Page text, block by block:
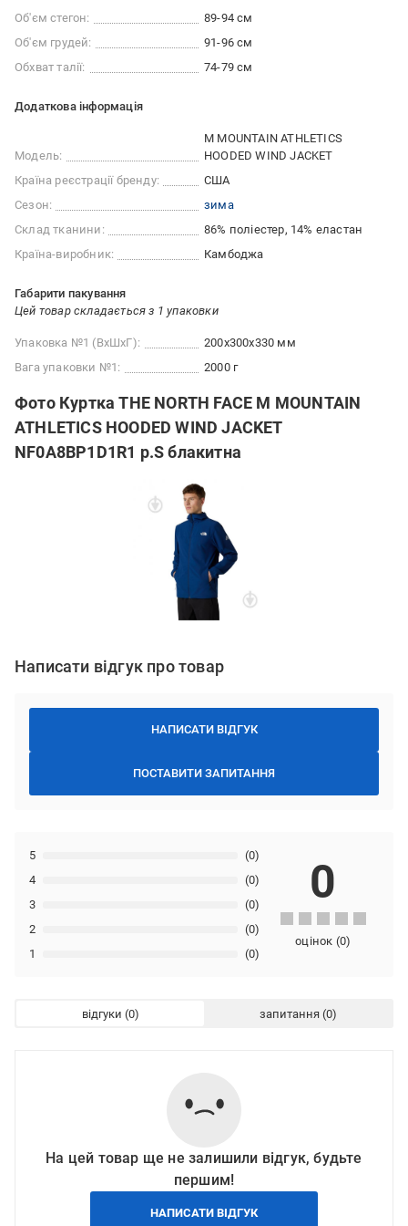
Об'єм стегон:
89-94 см
Об'єм грудей:
91-96 см
Обхват талії:
74-79 см
Додаткова інформація
Модель:
M MOUNTAIN ATHLETICS
HOODED WIND JACKET
Країна реєстрації бренду:
США
Сезон:
зима
Склад тканини:
86% поліестер, 14% еластан
Країна-виробник:
Камбоджа
Габарити пакування
Цей товар складається з 1 упаковки
Упаковка №1 (ВхШхГ):
200x300x330 мм
Вага упаковки №1:
2000 г
Фото Куртка THE NORTH FACE M MOUNTAIN
ATHLETICS HOODED WIND JACKET
NF0A8BP1D1R1 р.S блакитна
Написати відгук про товар
НАПИСАТИ ВІДГУК
ПОСТАВИТИ ЗАПИТАННЯ
1 (0)
2 (0)
3 (0)
4 (0)
5 (0)
0
оцінок (0)
відгуки запитання
На цей товар ще не залишили відгук, будьте
першим!
НАПИСАТИ ВІДГУК